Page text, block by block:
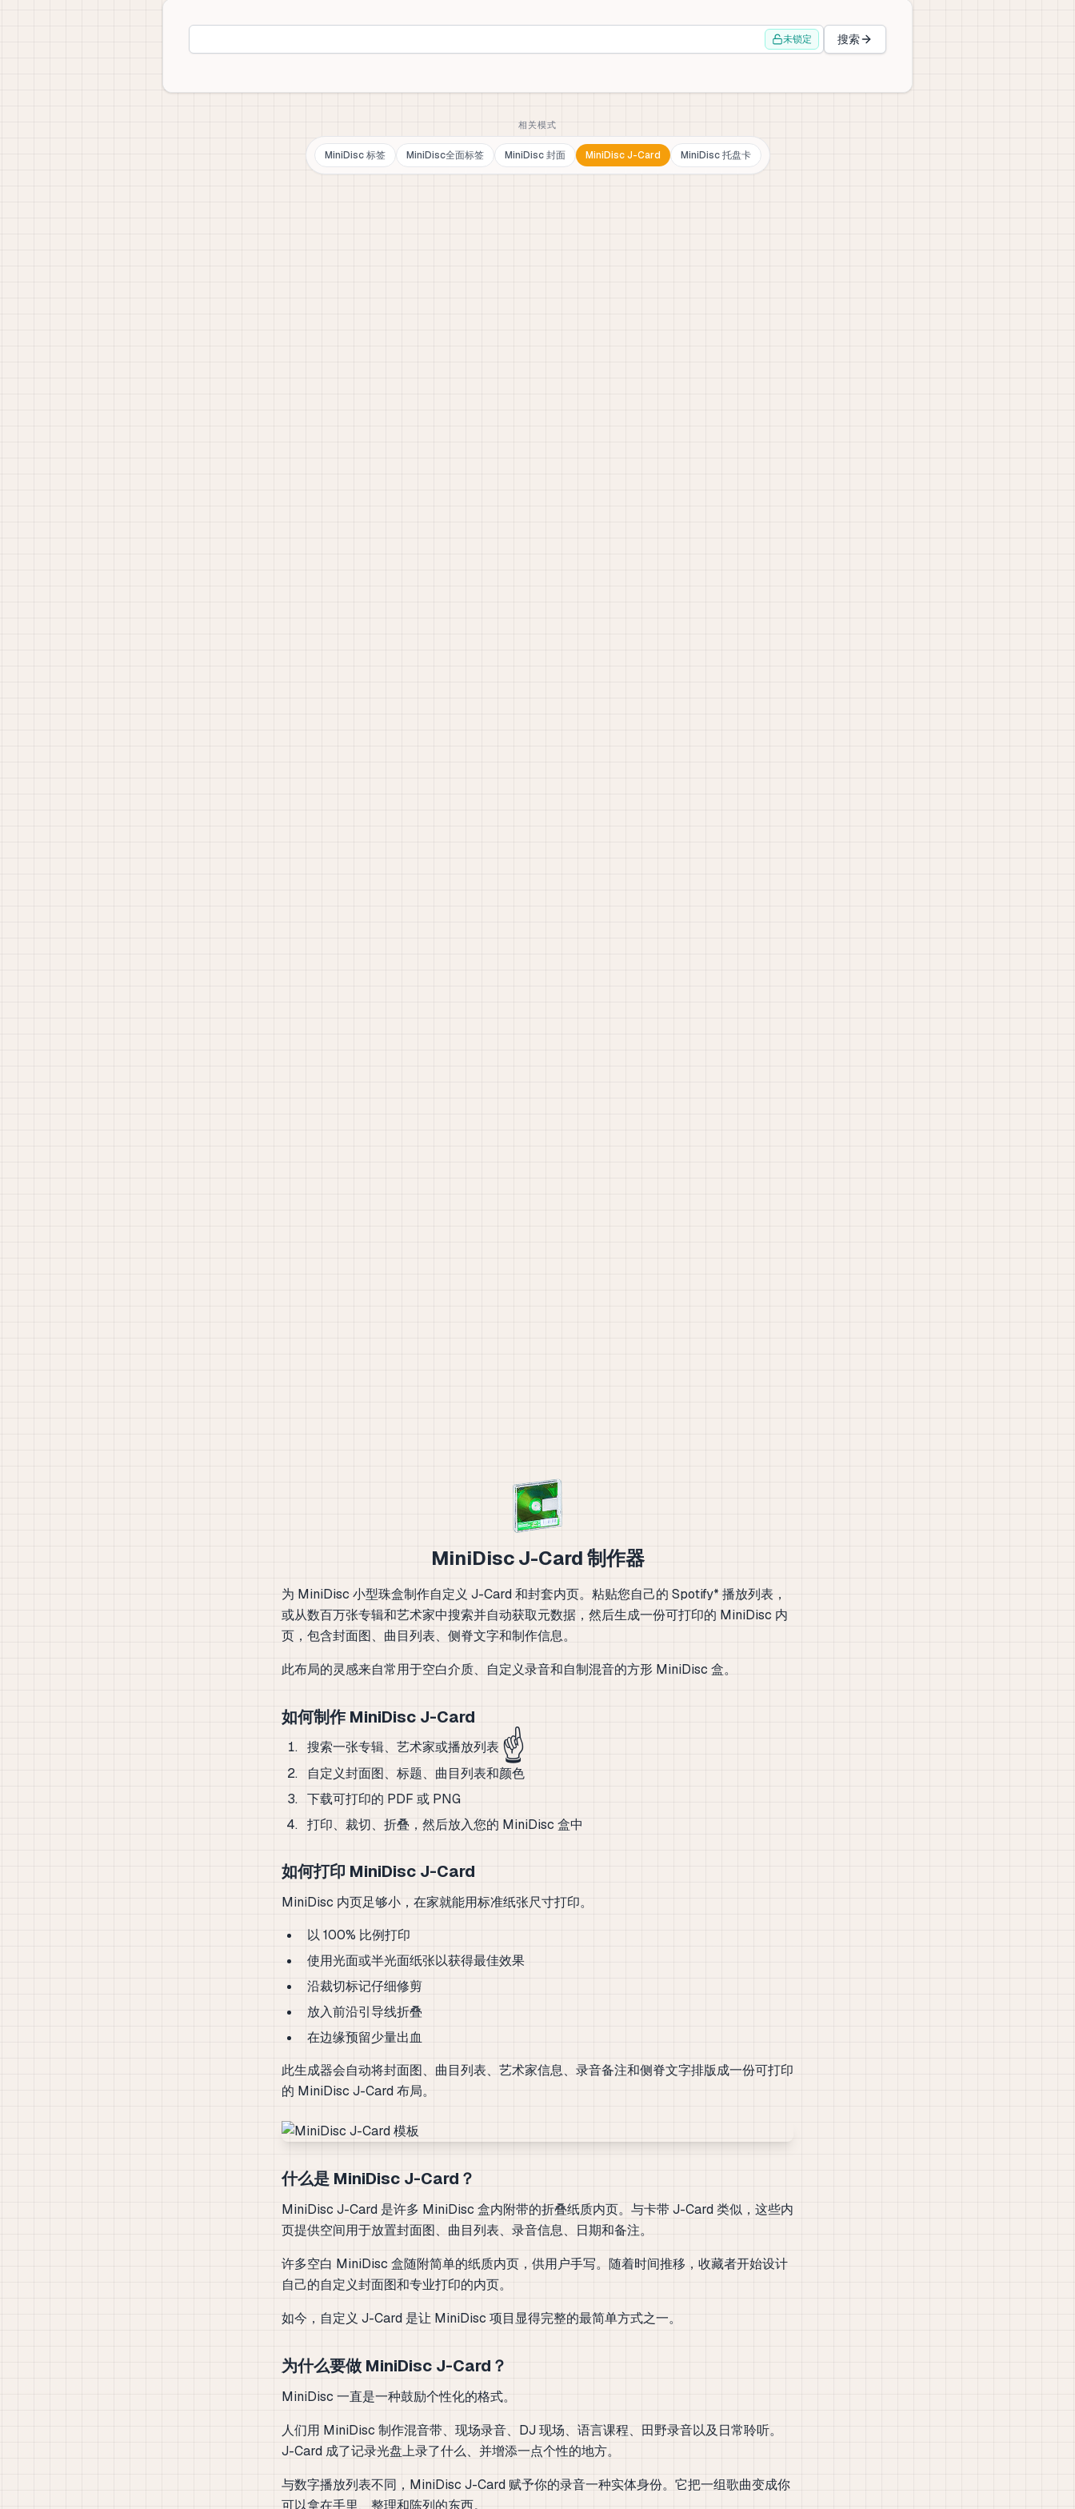
未锁定 搜索
相关模式
MiniDisc 标签 MiniDisc全面标签 MiniDisc 封面 MiniDisc J-Card MiniDisc 托盘卡
MiniDisc J-Card 制作器
为 MiniDisc 小型珠盒制作自定义 J-Card 和封套内页。粘贴您自己的 Spotify* 播放列表，
或从数百万张专辑和艺术家中搜索并自动获取元数据，然后生成一份可打印的 MiniDisc 内
页，包含封面图、曲目列表、侧脊文字和制作信息。
此布局的灵感来自常用于空白介质、自定义录音和自制混音的方形 MiniDisc 盒。
如何制作 MiniDisc J-Card
搜索一张专辑、艺术家或播放列表 ☝️
自定义封面图、标题、曲目列表和颜色
下载可打印的 PDF 或 PNG
打印、裁切、折叠，然后放入您的 MiniDisc 盒中
如何打印 MiniDisc J-Card
MiniDisc 内页足够小，在家就能用标准纸张尺寸打印。
以 100% 比例打印
使用光面或半光面纸张以获得最佳效果
沿裁切标记仔细修剪
放入前沿引导线折叠
在边缘预留少量出血
此生成器会自动将封面图、曲目列表、艺术家信息、录音备注和侧脊文字排版成一份可打印
的 MiniDisc J-Card 布局。
什么是 MiniDisc J-Card？
MiniDisc J-Card 是许多 MiniDisc 盒内附带的折叠纸质内页。与卡带 J-Card 类似，这些内
页提供空间用于放置封面图、曲目列表、录音信息、日期和备注。
许多空白 MiniDisc 盒随附简单的纸质内页，供用户手写。随着时间推移，收藏者开始设计
自己的自定义封面图和专业打印的内页。
如今，自定义 J-Card 是让 MiniDisc 项目显得完整的最简单方式之一。
为什么要做 MiniDisc J-Card？
MiniDisc 一直是一种鼓励个性化的格式。
人们用 MiniDisc 制作混音带、现场录音、DJ 现场、语言课程、田野录音以及日常聆听。
J-Card 成了记录光盘上录了什么、并增添一点个性的地方。
与数字播放列表不同，MiniDisc J-Card 赋予你的录音一种实体身份。它把一组歌曲变成你
可以拿在手里、整理和陈列的东西。